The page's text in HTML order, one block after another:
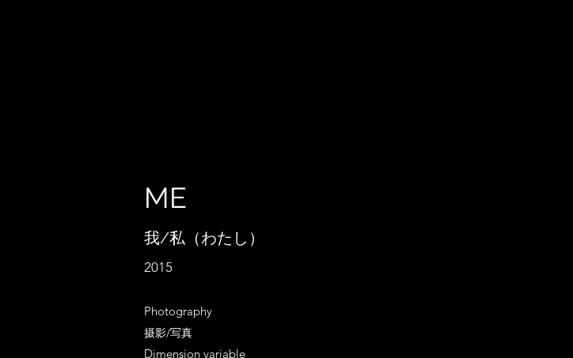
ME
我/私（わたし）
2015
Photography
摄影/写真
Dimension variable